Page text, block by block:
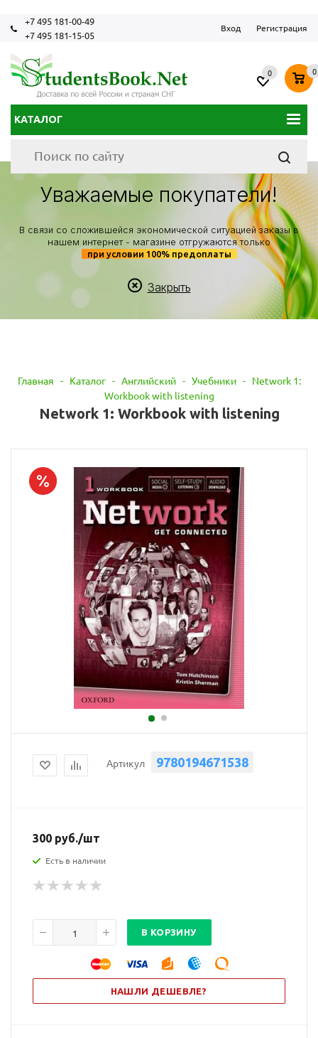
+7 495 181-00-49
+7 495 181-15-05
Вход Регистрация
КАТАЛОГ
0 0
Уважаемые покупатели!
В связи со сложившейся экономической ситуацией заказы в
нашем интернет - магазине отгружаются только
при условии 100% предоплаты
Закрыть
Главная - Каталог - Английский - Учебники - Network 1:
Workbook with listening
Network 1: Workbook with listening
Артикул 9780194671538
300 руб./шт
Есть в наличии
В КОРЗИНУ
НАШЛИ ДЕШЕВЛЕ?